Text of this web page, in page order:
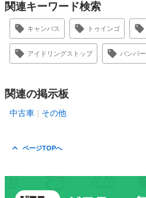
関連キーワード検索
キャンバス トゥインゴ
アイドリングストップ バンパー
関連の掲示板
中古車 その他
ページTOPへ